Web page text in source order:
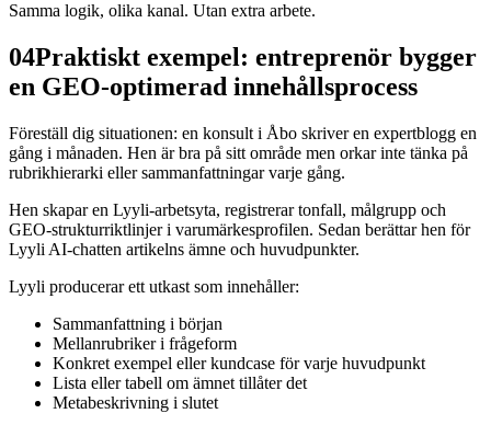
Samma logik, olika kanal. Utan extra arbete.
04Praktiskt exempel: entreprenör bygger
en GEO-optimerad innehållsprocess
Föreställ dig situationen: en konsult i Åbo skriver en expertblogg en
gång i månaden. Hen är bra på sitt område men orkar inte tänka på
rubrikhierarki eller sammanfattningar varje gång.
Hen skapar en Lyyli-arbetsyta, registrerar tonfall, målgrupp och
GEO-strukturriktlinjer i varumärkesprofilen. Sedan berättar hen för
Lyyli AI-chatten artikelns ämne och huvudpunkter.
Lyyli producerar ett utkast som innehåller:
Sammanfattning i början
Mellanrubriker i frågeform
Konkret exempel eller kundcase för varje huvudpunkt
Lista eller tabell om ämnet tillåter det
Metabeskrivning i slutet